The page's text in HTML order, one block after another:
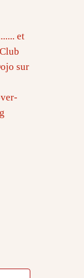
et
sur